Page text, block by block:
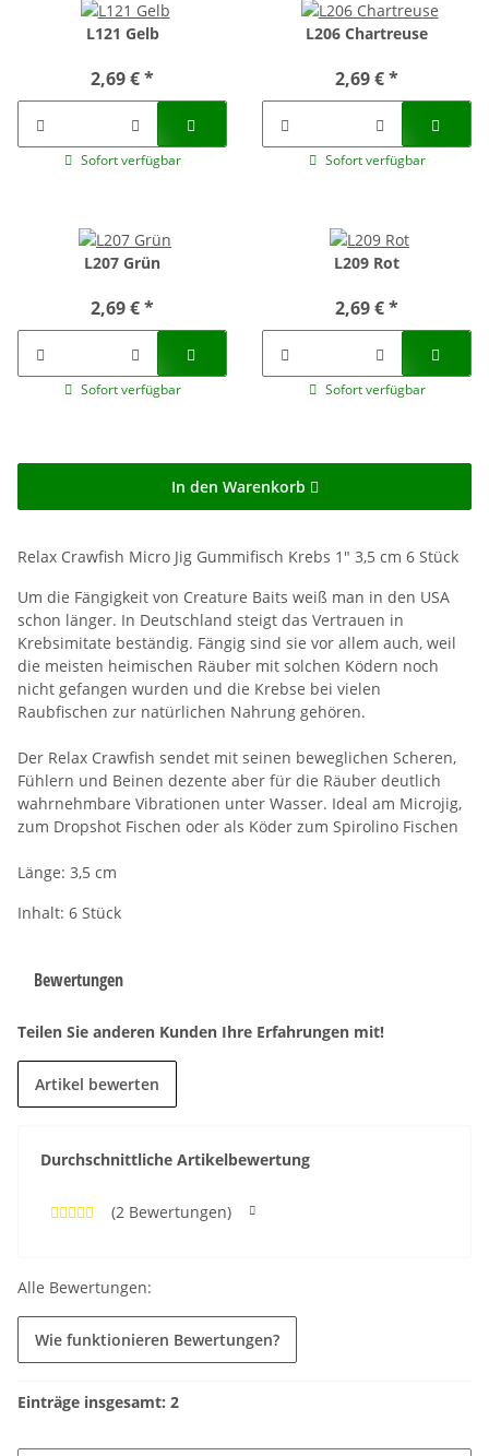
L121 Gelb
2,69 €*
Sofort verfügbar
L206 Chartreuse
2,69 €*
Sofort verfügbar
L207 Grün
2,69 €*
Sofort verfügbar
L209 Rot
2,69 €*
Sofort verfügbar
In den Warenkorb
Relax Crawfish Micro Jig Gummifisch Krebs 1" 3,5 cm 6 Stück
Um die Fängigkeit von Creature Baits weiß man in den USA
schon länger. In Deutschland steigt das Vertrauen in
Krebsimitate beständig. Fängig sind sie vor allem auch, weil
die meisten heimischen Räuber mit solchen Ködern noch
nicht gefangen wurden und die Krebse bei vielen
Raubfischen zur natürlichen Nahrung gehören.
Der Relax Crawfish sendet mit seinen beweglichen Scheren,
Fühlern und Beinen dezente aber für die Räuber deutlich
wahrnehmbare Vibrationen unter Wasser. Ideal am Microjig,
zum Dropshot Fischen oder als Köder zum Spirolino Fischen
Länge: 3,5 cm
Inhalt: 6 Stück
Bewertungen
Durchschnittliche Artikelbewertung
(2 Bewertungen)
Teilen Sie anderen Kunden Ihre Erfahrungen mit!
Artikel bewerten
Alle Bewertungen:
Wie funktionieren Bewertungen?
Einträge insgesamt: 2